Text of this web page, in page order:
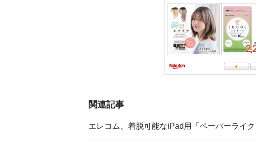
関連記事
エレコム、着脱可能なiPad用「ペーパーライ